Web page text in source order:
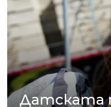
Датската